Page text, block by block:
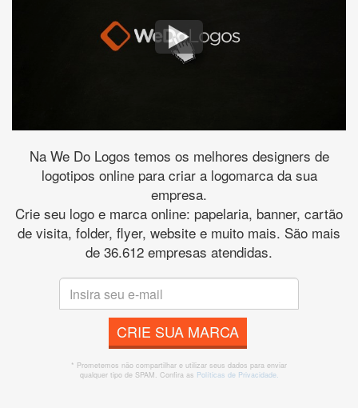
Na We Do Logos temos os melhores designers de
logotipos online para criar a logomarca da sua
empresa.
Crie seu logo e marca online: papelaria, banner, cartão
de visita, folder, flyer, website e muito mais. São mais
de 36.612 empresas atendidas.
CRIE SUA MARCA
* Prometemos não compartilhar e utilizar seus dados para enviar
qualquer tipo de SPAM. Confira as Políticas de Privacidade.